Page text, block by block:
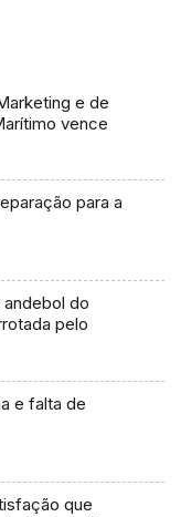
e de
vence
para a
andebol do
pelo
que